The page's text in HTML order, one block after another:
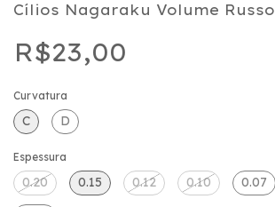
Cílios Nagaraku Volume Russo
R$23,00
Curvatura
C D
Espessura
0.20 0.15 0.12 0.10 0.07